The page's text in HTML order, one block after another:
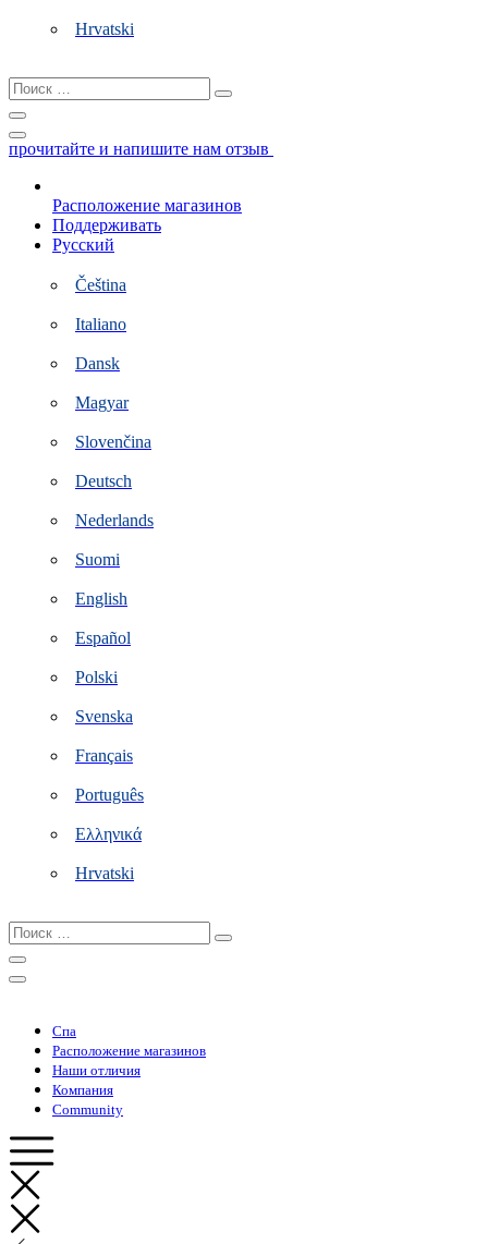
Hrvatski
Поиск
…
прочитайте и напишите нам отзыв
Расположение магазинов
Поддерживать
Русский
Čeština
Italiano
Dansk
Magyar
Slovenčina
Deutsch
Nederlands
Suomi
English
Español
Polski
Svenska
Français
Português
Ελληνικά
Hrvatski
Поиск
…
Спа
Расположение магазинов
Наши отличия
Компания
Community